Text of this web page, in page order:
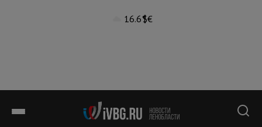
16.6°$€